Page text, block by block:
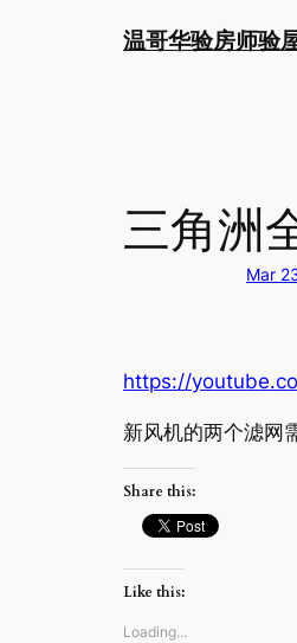
温哥华验房师验
三角洲
Mar
https://
新风机的两个滤网
Share this:
Like this:
Loading…